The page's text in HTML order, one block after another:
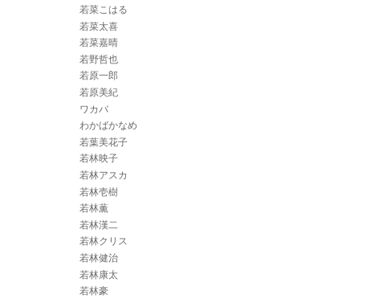
若菜こはる
若菜太喜
若菜嘉晴
若野哲也
若原一郎
若原美紀
ワカバ
わかばかなめ
若葉美花子
若林映子
若林アスカ
若林壱樹
若林薫
若林漢二
若林クリス
若林健治
若林康太
若林豪